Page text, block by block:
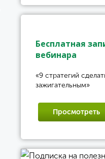
Бесплатная
вебинара
«9 стратегий
зажигательным»
Просмотреть